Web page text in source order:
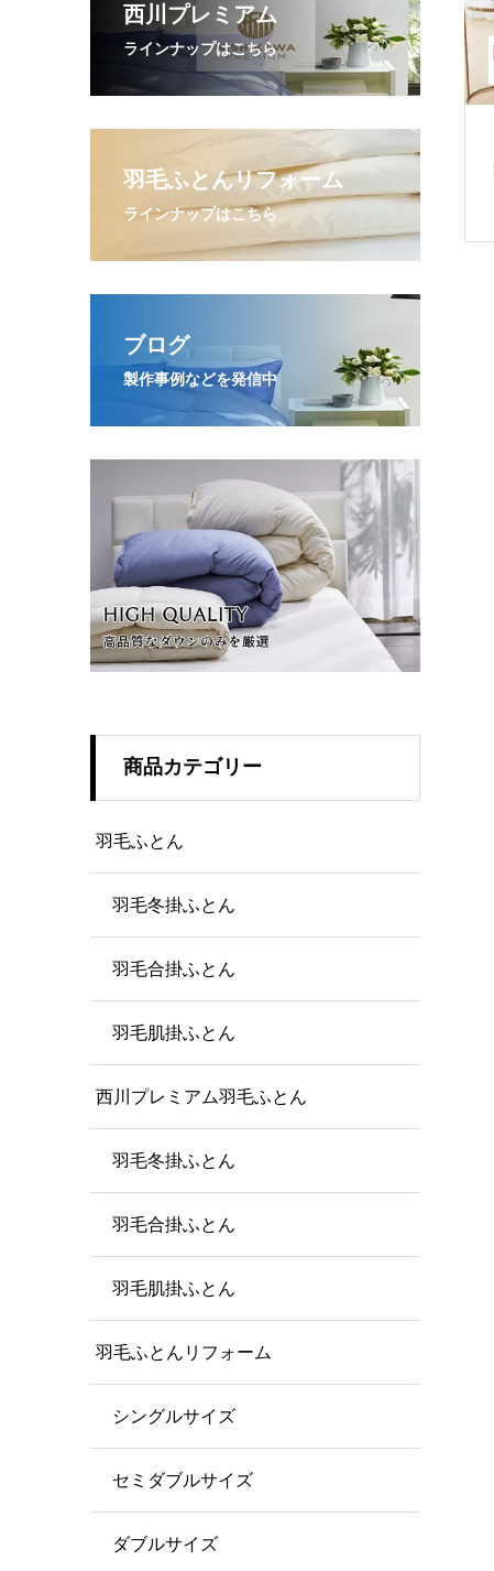
西川プレミアム
ラインナップはこちら
羽毛ふとんリフォーム
ラインナップはこちら
ブログ
製作事例などを発信中
商品カテゴリー
羽毛ふとん
羽毛冬掛ふとん
羽毛合掛ふとん
羽毛肌掛ふとん
西川プレミアム羽毛ふとん
羽毛冬掛ふとん
羽毛合掛ふとん
羽毛肌掛ふとん
羽毛ふとんリフォーム
シングルサイズ
セミダブルサイズ
ダブルサイズ